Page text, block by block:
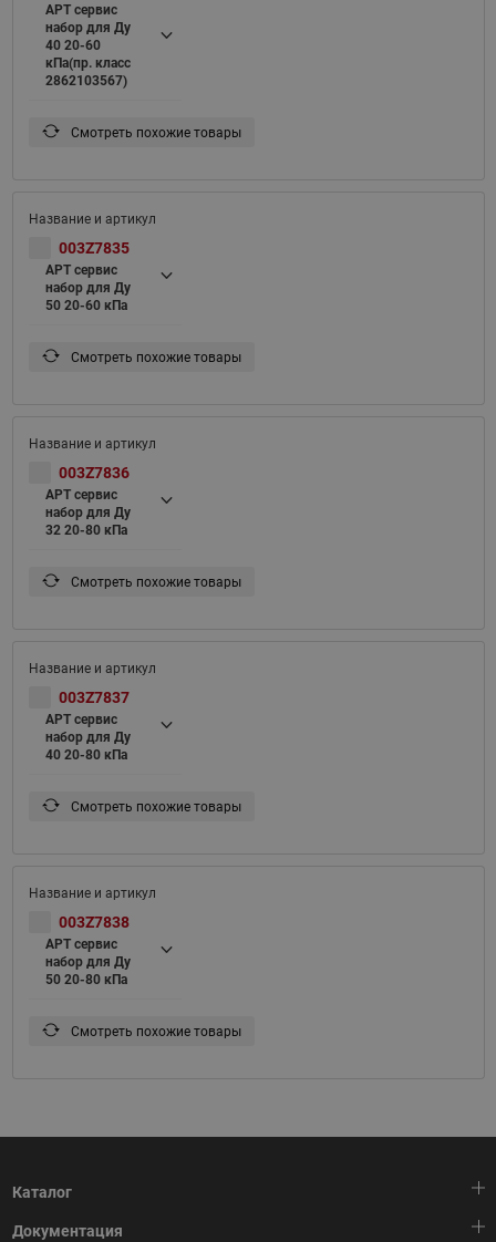
APT сервис
набор для Ду
40 20-60
кПа(пр. класс
2862103567)
Смотреть похожие товары
003Z7835
APT сервис
набор для Ду
50 20-60 кПа
Смотреть похожие товары
003Z7836
APT сервис
набор для Ду
32 20-80 кПа
Смотреть похожие товары
003Z7837
APT сервис
набор для Ду
40 20-80 кПа
Смотреть похожие товары
003Z7838
APT сервис
набор для Ду
50 20-80 кПа
Смотреть похожие товары
Каталог
Документация